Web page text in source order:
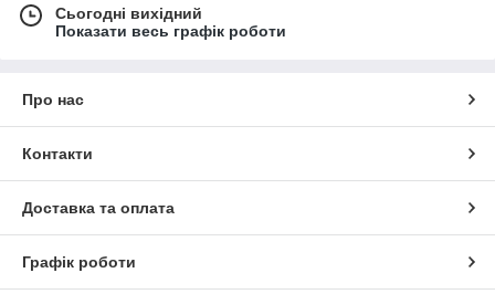
Сьогодні вихідний
Показати весь графік роботи
Про нас
Контакти
Доставка та оплата
Графік роботи